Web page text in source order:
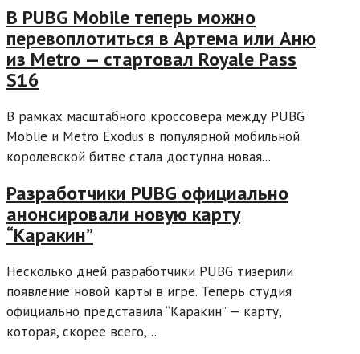
В PUBG Mobile теперь можно
перевоплотиться в Артема или Аню
из Metro — стартовал Royale Pass
S16
В рамках масштабного кроссовера между PUBG
Moblie и Metro Exodus в популярной мобильной
королевской битве стала доступна новая...
Разработчики PUBG официально
анонсировали новую карту
“Каракин”
Несколько дней разработчики PUBG тизерили
появление новой карты в игре. Теперь студия
официально представила “Каракин” — карту,
которая, скорее всего,...